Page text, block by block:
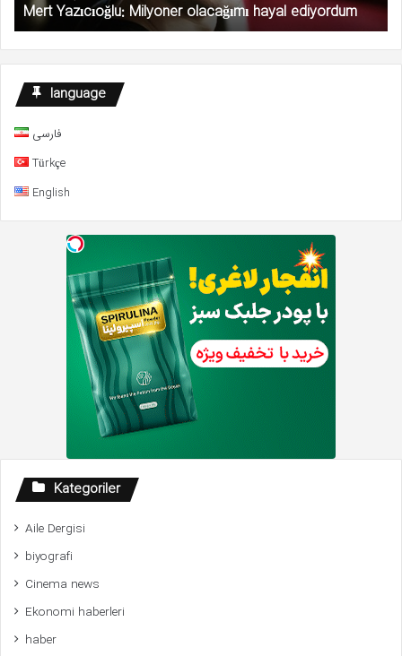
Mert Yazıcıoğlu: Milyoner olacağımı hayal ediyordum
language
فارسی
Türkçe
English
Kategoriler
Aile Dergisi
biyografi
Cinema news
Ekonomi haberleri
haber